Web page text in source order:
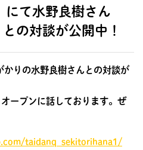
て水野良樹さん
の対談が公開中！
りの水野良樹さんとの対談が
ープンに話しております。ぜ
taidanq_sekitorihana1/